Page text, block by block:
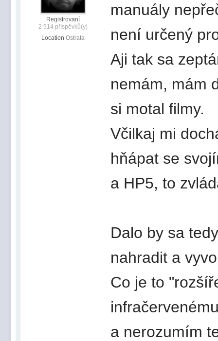
Registrovaní
2 914 příspěvků(y)
Location Ostrata
manuály
není určený
Aji tak sa
nemám, mám
si motal filmy.
Včilkaj mi
hňápat se
a HP5, to
Dalo by sa
nahradit a
Co je to
a nerozumím